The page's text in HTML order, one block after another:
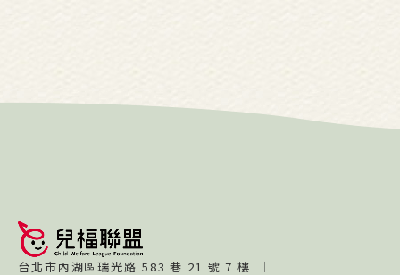
台北市內湖區瑞光路 583 巷 21 號 7 樓